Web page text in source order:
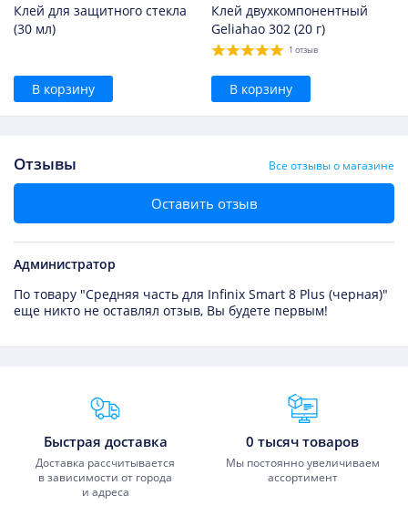
Клей для защитного стекла
(30 мл)
В корзину
Клей двухкомпонентный
Geliahao 302 (20 г)
1 отзыв
В корзину
Отзывы Все отзывы о магазине
Оставить отзыв
Администратор
По товару "Средняя часть для Infinix Smart 8 Plus (черная)"
еще никто не оставлял отзыв, Вы будете первым!
Преимущества Fixmobile
Быстрая доставка
Доставка рассчитывается
в зависимости от города
и адреса
0 тысяч товаров
Мы постоянно увеличиваем
ассортимент